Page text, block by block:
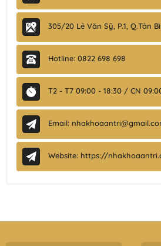
305/20 Lê Văn Sỹ, P.1, Q.Tân
Hotline: 0822 698 698
T2 - T7 09:00 - 18:30 / CN
Email:
Website: https://